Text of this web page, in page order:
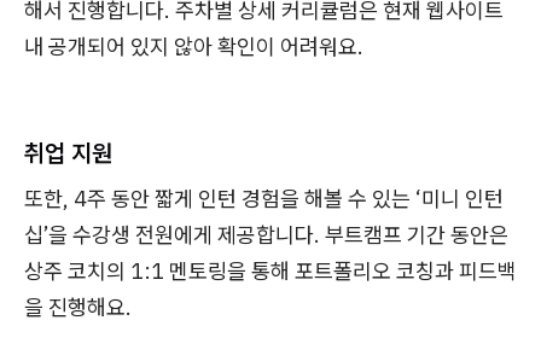
해서 진행합니다. 주차별 상세 커리큘럼은 현재 웹사이트
내 공개되어 있지 않아 확인이 어려워요.
취업 지원
또한, 4주 동안 짧게 인턴 경험을 해볼 수 있는 ‘미니 인턴
십’을 수강생 전원에게 제공합니다. 부트캠프 기간 동안은
상주 코치의 1:1 멘토링을 통해 포트폴리오 코칭과 피드백
을 진행해요.